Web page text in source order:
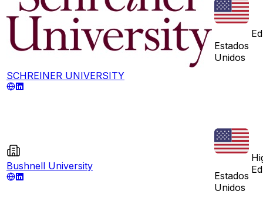
SCHREINER UNIVERSITY
Estados
Unidos
Bushnell University
Estados
Unidos